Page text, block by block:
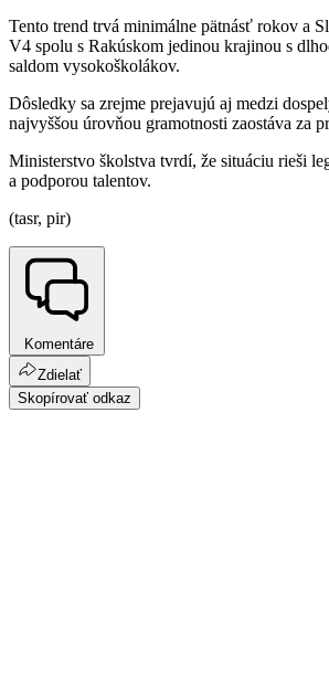
Tento trend trvá minimálne pätnásť rokov a
V4 spolu s Rakúskom jedinou krajinou s
saldom vysokoškolákov.
Dôsledky sa zrejme prejavujú aj medzi
najvyššou úrovňou gramotnosti zaostáva za
Ministerstvo školstva tvrdí, že situáciu rieši
a podporou talentov.
(tasr, pir)
Komentáre
Zdielať
Skopírovať odkaz